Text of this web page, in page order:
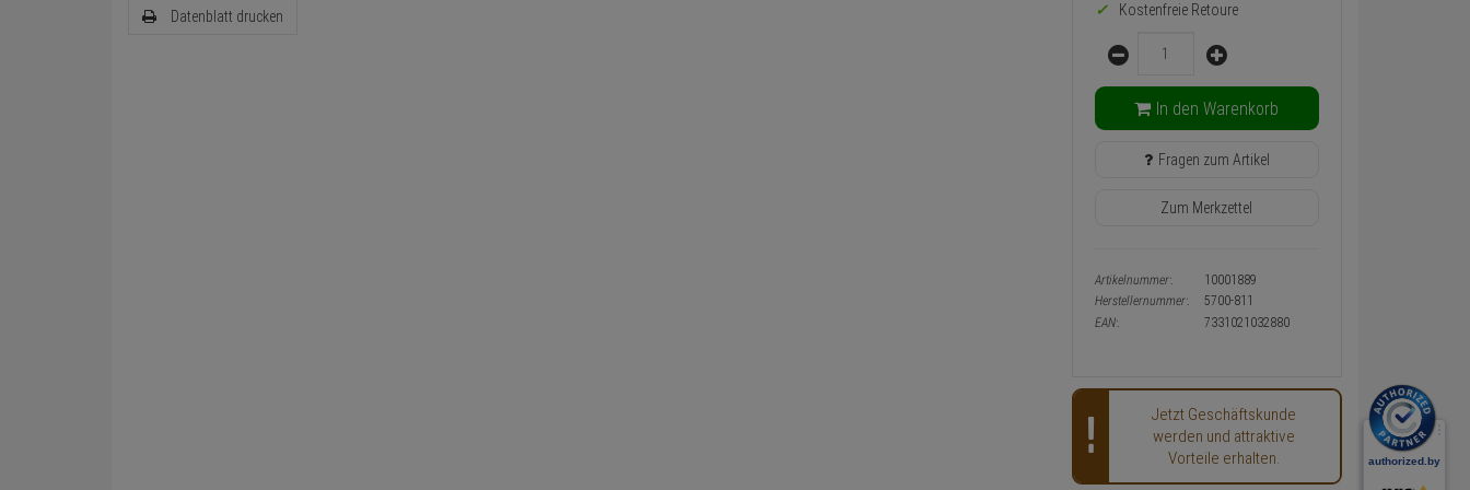
Datenblatt drucken
Warenkorb-
Konfigurieren-
Button
Kostenfreie Retoure
Menge
In den Warenkorb
Fragen zum Artikel
Zum Merkzettel
Artikelnummer:
10001889
Herstellernummer:
5700-811
EAN:
7331021032880
Jetzt Geschäftskunde
werden und attraktive
Vorteile erhalten.